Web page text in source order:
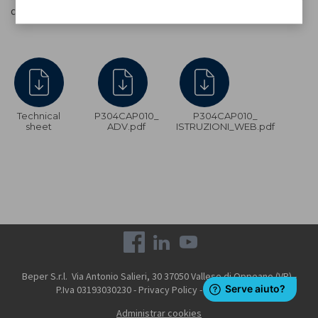
carga USB tipo C, cepillo de limpieza y aceite lubricante.
Technical
sheet
P304CAP010_
ADV.pdf
P304CAP010_
ISTRUZIONI_WEB.pdf
Beper S.r.l. Via Antonio Salieri, 30 37050 Vallese di Oppeano (VR) -
P.Iva 03193030230 - Privacy Policy- Cookie Policy
Administrar cookies